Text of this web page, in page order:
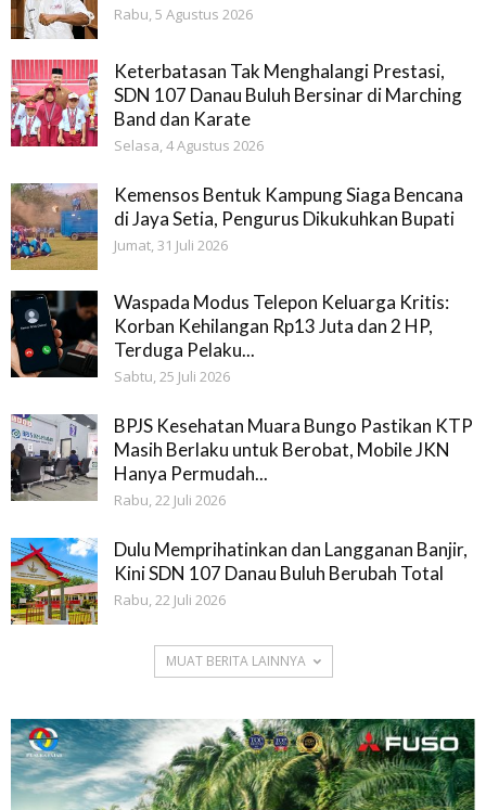
Rabu, 5 Agustus 2026
Keterbatasan Tak Menghalangi Prestasi,
SDN 107 Danau Buluh Bersinar di Marching
Band dan Karate
Selasa, 4 Agustus 2026
Kemensos Bentuk Kampung Siaga Bencana
di Jaya Setia, Pengurus Dikukuhkan Bupati
Jumat, 31 Juli 2026
Waspada Modus Telepon Keluarga Kritis:
Korban Kehilangan Rp13 Juta dan 2 HP,
Terduga Pelaku...
Sabtu, 25 Juli 2026
BPJS Kesehatan Muara Bungo Pastikan KTP
Masih Berlaku untuk Berobat, Mobile JKN
Hanya Permudah...
Rabu, 22 Juli 2026
Dulu Memprihatinkan dan Langganan Banjir,
Kini SDN 107 Danau Buluh Berubah Total
Rabu, 22 Juli 2026
MUAT BERITA LAINNYA